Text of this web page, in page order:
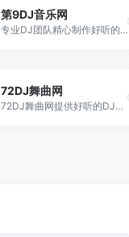
第9DJ音乐网
专业DJ团队精心制作好听的串烧,打造车载DJ舞曲,提供高音质在线试听及MP3下载,全方位满足DJ音乐爱好者的需求。
72DJ舞曲网
72DJ舞曲网提供好听的DJ舞曲免费下载,主要包括国内外最新dj音乐,好听的中文舞曲,dj串烧全部精心打造。北方最好的dj舞曲在线试听网站！